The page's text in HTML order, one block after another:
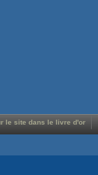
le site dans le livre d'or